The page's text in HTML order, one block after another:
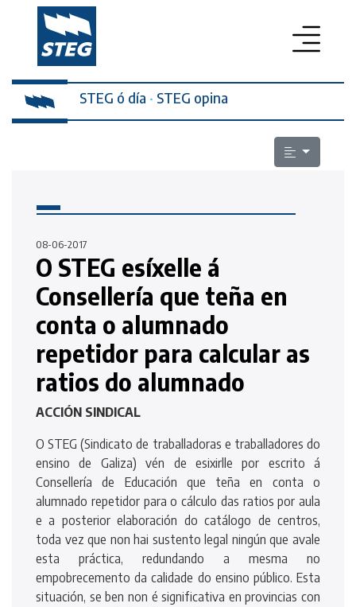
PROFESORADO
QUEN SOMOS
CONTACTO
STEG ó día · STEG opina
08-06-2017
O STEG esíxelle á
Consellería que teña en
conta o alumnado
repetidor para calcular as
ratios do alumnado
ACCIÓN SINDICAL
O STEG (Sindicato de traballadoras e traballadores do
ensino de Galiza) vén de esixirlle por escrito á
Consellería de Educación que teña en conta o
alumnado repetidor para o cálculo das ratios por aula
e a posterior elaboración do catálogo de centros,
toda vez que non hai sustento legal ningún que avale
esta práctica, redundando a mesma no
empobrecemento da calidade do ensino público. Esta
situación, se ben non é significativa en provincias con